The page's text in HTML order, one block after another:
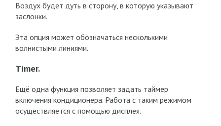
Воздух будет дуть в сторону, в которую указывают
заслонки.
Эта опция может обозначаться несколькими
волнистыми линиями.
Timer.
Ещё одна функция позволяет задать таймер
включения кондиционера. Работа с таким режимом
осуществляется с помощью дисплея.